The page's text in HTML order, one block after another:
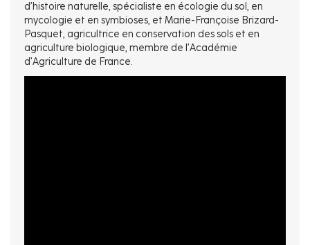
d’histoire naturelle, spécialiste en écologie du sol, en
mycologie et en symbioses, et Marie-Françoise Brizard-
Pasquet, agricultrice en conservation des sols et en
agriculture biologique, membre de l’Académie
d’Agriculture de France.